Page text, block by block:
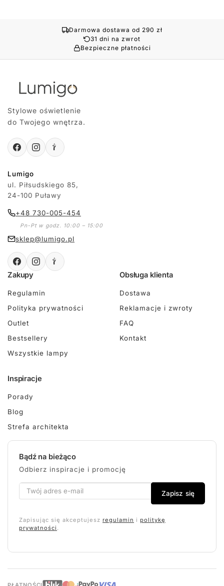
Darmowa dostawa od 290 zł
31 dni na zwrot
Bezpieczne płatności
Stylowe oświetlenie
do Twojego wnętrza.
Lumigo
ul. Piłsudskiego 85,
24-100 Puławy
+48 730-005-454
Pn-Pt w godz. 10:00 – 15:00
sklep@lumigo.pl
Zakupy
Regulamin
Polityka prywatności
Outlet
Bestsellery
Wszystkie lampy
Obsługa klienta
Dostawa
Reklamacje i zwroty
FAQ
Kontakt
Inspiracje
Porady
Blog
Strefa architekta
Bądź na bieżąco
Odbierz inspiracje i promocję
Zapisz się
Zapisując się akceptujesz regulamin i politykę
prywatności .